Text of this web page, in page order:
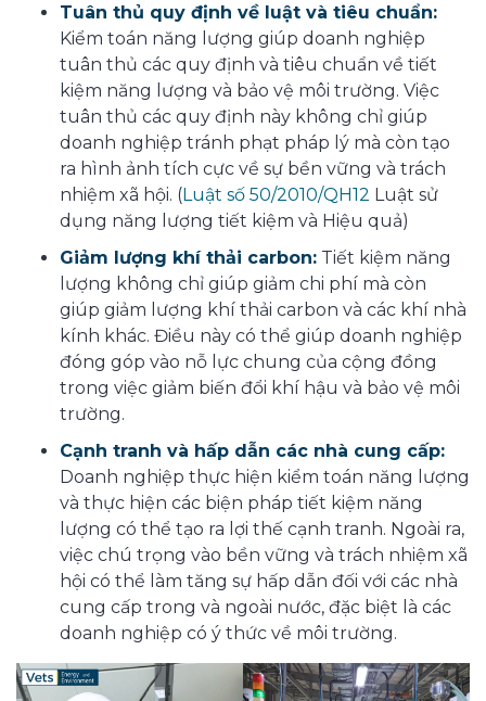
Tuân thủ quy định về luật và tiêu chuẩn:
Kiểm toán năng lượng giúp doanh nghiệp
tuân thủ các quy định và tiêu chuẩn về tiết
kiệm năng lượng và bảo vệ môi trường. Việc
tuân thủ các quy định này không chỉ giúp
doanh nghiệp tránh phạt pháp lý mà còn tạo
ra hình ảnh tích cực về sự bền vững và trách
nhiệm xã hội. (Luật số 50/2010/QH12 Luật sử
dụng năng lượng tiết kiệm và Hiệu quả)
Giảm lượng khí thải carbon: Tiết kiệm năng
lượng không chỉ giúp giảm chi phí mà còn
giúp giảm lượng khí thải carbon và các khí nhà
kính khác. Điều này có thể giúp doanh nghiệp
đóng góp vào nỗ lực chung của cộng đồng
trong việc giảm biến đổi khí hậu và bảo vệ môi
trường.
Cạnh tranh và hấp dẫn các nhà cung cấp:
Doanh nghiệp thực hiện kiểm toán năng lượng
và thực hiện các biện pháp tiết kiệm năng
lượng có thể tạo ra lợi thế cạnh tranh. Ngoài ra,
việc chú trọng vào bền vững và trách nhiệm xã
hội có thể làm tăng sự hấp dẫn đối với các nhà
cung cấp trong và ngoài nước, đặc biệt là các
doanh nghiệp có ý thức về môi trường.